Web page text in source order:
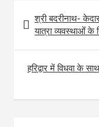
o
e
lt
p
a
Post
navigation
श्री बदरीनाथ-
यात्रा व्यवस्थाओंं के
हरिद्वार में विधवा के